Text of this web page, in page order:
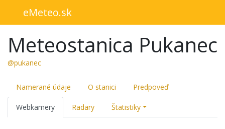
eMeteo.sk
Meteostanica Pukanec
@pukanec
Namerané údaje O stanici Predpoveď
Webkamery Radary Štatistiky